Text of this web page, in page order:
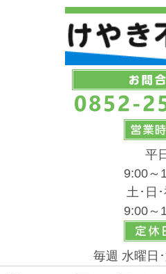
平
9:00～
土･日
9:00～
毎週 水曜日